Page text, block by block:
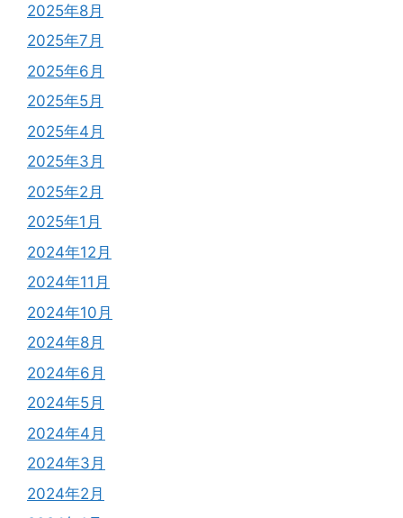
2025年8月
2025年7月
2025年6月
2025年5月
2025年4月
2025年3月
2025年2月
2025年1月
2024年12月
2024年11月
2024年10月
2024年8月
2024年6月
2024年5月
2024年4月
2024年3月
2024年2月